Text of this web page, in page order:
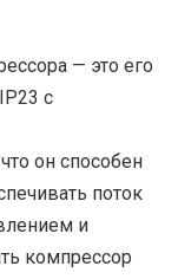
— это его
с
он способен
поток
и
компрессор